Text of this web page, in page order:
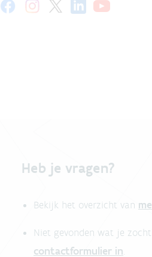
Heb je vragen?
Bekijk het overzicht van
Niet gevonden wat je
contactformulier in.